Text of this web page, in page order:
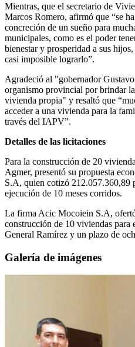
Mientras, que el secretario de
Marcos Romero, afirmó que “se
concreción de un sueño para
municipales, como es el poder
bienestar y prosperidad a sus
casi imposible lograrlo”.
Agradeció al "gobernador
organismo provincial por brindar
vivienda propia" y resaltó que
acceder a una vivienda para la
través del IAPV”.
Detalles de las licitaciones
Para la construcción de 20
Agmer, presentó su propuesta
S.A, quien cotizó 212.057.360,89
ejecución de 10 meses corridos.
La firma Acic Mocoiein S.A,
construcción de 10 viviendas para
General Ramírez y un plazo de
Galería de imágenes